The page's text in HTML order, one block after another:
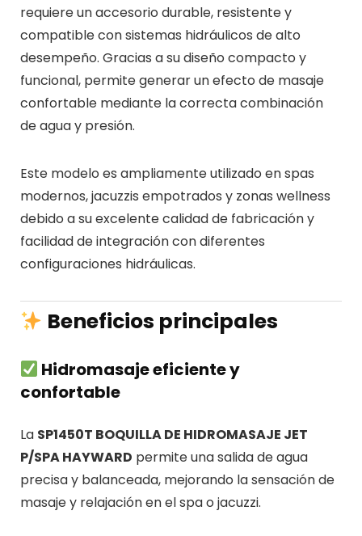
requiere un accesorio durable, resistente y
compatible con sistemas hidráulicos de alto
desempeño. Gracias a su diseño compacto y
funcional, permite generar un efecto de masaje
confortable mediante la correcta combinación
de agua y presión.
Este modelo es ampliamente utilizado en spas
modernos, jacuzzis empotrados y zonas wellness
debido a su excelente calidad de fabricación y
facilidad de integración con diferentes
configuraciones hidráulicas.
Beneficios principales
Hidromasaje eficiente y
confortable
La SP1450T BOQUILLA DE HIDROMASAJE JET
P/SPA HAYWARD permite una salida de agua
precisa y balanceada, mejorando la sensación de
masaje y relajación en el spa o jacuzzi.